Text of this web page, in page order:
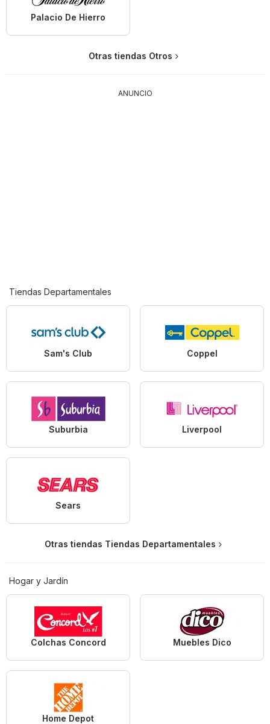
Palacio De Hierro
Otras tiendas Otros
ANUNCIO
Tiendas Departamentales
Sam's Club Coppel
Suburbia Liverpool
Sears
Otras tiendas Tiendas Departamentales
Hogar y Jardín
Colchas Concord Muebles Dico
Home Depot